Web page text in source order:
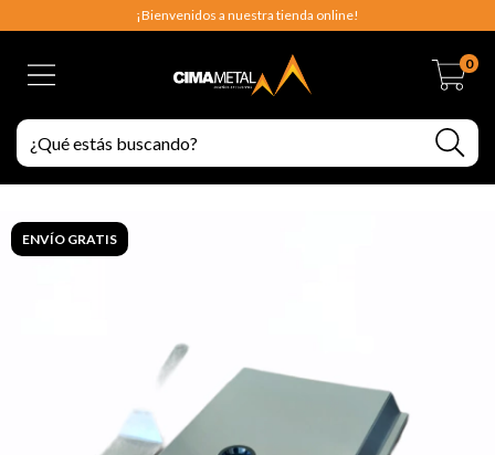
¡Bienvenidos a nuestra tienda online!
0
ENVÍO GRATIS